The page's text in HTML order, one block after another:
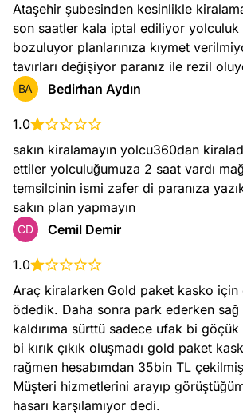
Ataşehir şubesinden kesinlikle
son saatler kala iptal ediliyor yolculuk
bozuluyor planlarınıza kıymet
tavırları değişiyor paranız ile rezil
BA Bedirhan Aydın
1.0
sakın kiralamayın yolcu360dan
ettiler yolculuğumuza 2 saat vardı
temsilcinin ismi zafer di paranıza
sakın plan yapmayın
CD Cemil Demir
1.0
Araç kiralarken Gold paket kasko için
ödedik. Daha sonra park ederken sağ
kaldırıma sürttü sadece ufak bi göçük
bi kırık çıkık oluşmadı gold paket
rağmen hesabımdan 35bin TL
Müşteri hizmetlerini arayıp
hasarı karşılamıyor dedi.